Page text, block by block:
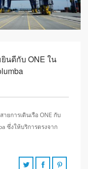
นดีกับ ONE ใน
ยการเดินเรือ ONE กับ
ซึ่งให้บริการตรงจาก